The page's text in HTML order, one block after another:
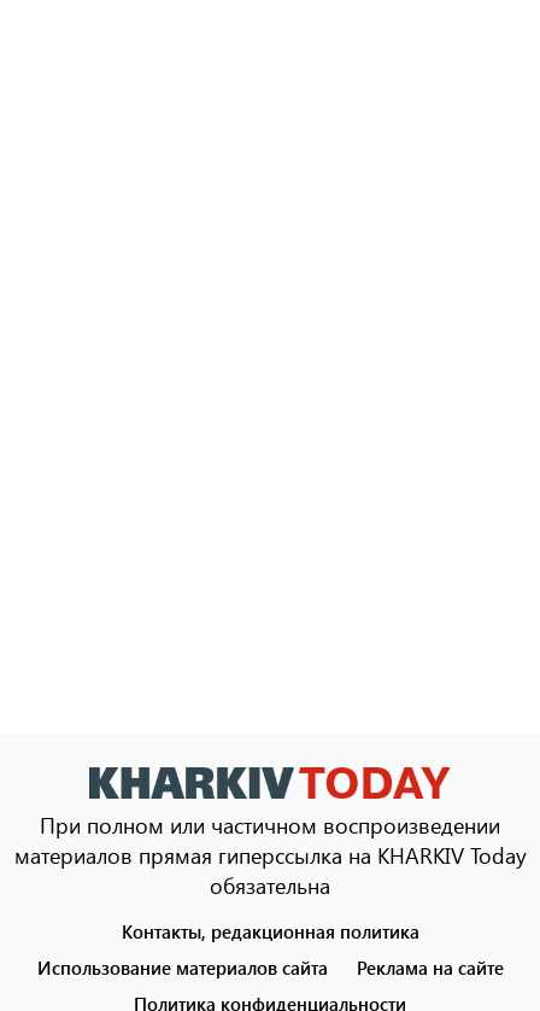
При полном или частичном воспроизведении
материалов прямая гиперссылка на KHARKIV Today
обязательна
menu
Контакты, редакционная политика
Использование материалов сайта
Реклама на сайте
Политика конфиденциальности